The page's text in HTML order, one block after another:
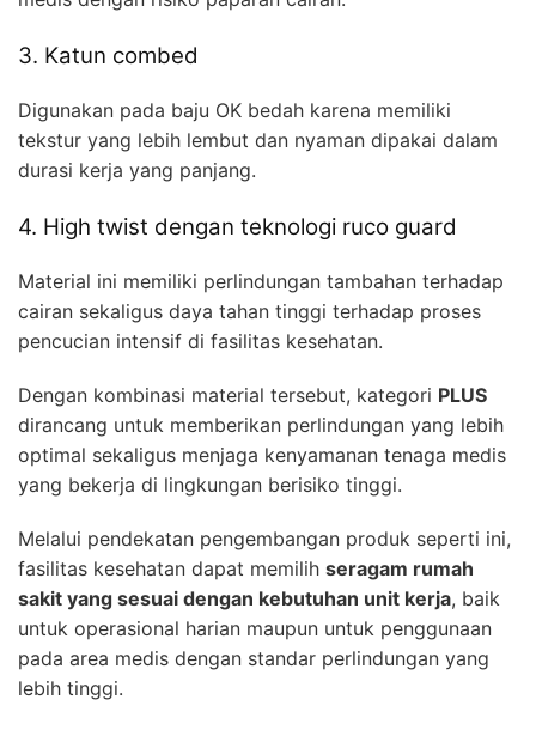
3. Katun combed
Digunakan pada baju OK bedah karena memiliki
tekstur yang lebih lembut dan nyaman dipakai dalam
durasi kerja yang panjang.
4. High twist dengan teknologi ruco guard
Material ini memiliki perlindungan tambahan terhadap
cairan sekaligus daya tahan tinggi terhadap proses
pencucian intensif di fasilitas kesehatan.
Dengan kombinasi material tersebut, kategori PLUS
dirancang untuk memberikan perlindungan yang lebih
optimal sekaligus menjaga kenyamanan tenaga medis
yang bekerja di lingkungan berisiko tinggi.
Melalui pendekatan pengembangan produk seperti ini,
fasilitas kesehatan dapat memilih seragam rumah
sakit yang sesuai dengan kebutuhan unit kerja, baik
untuk operasional harian maupun untuk penggunaan
pada area medis dengan standar perlindungan yang
lebih tinggi.